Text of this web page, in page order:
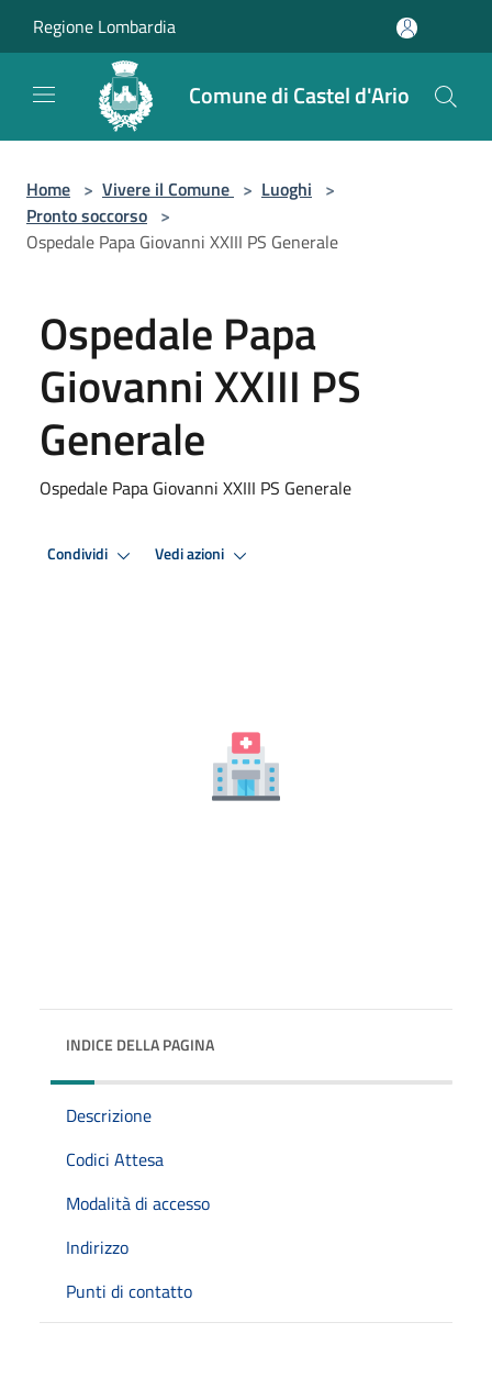
Regione Lombardia
Comune di Castel d'Ario
Home > Vivere il Comune > Luoghi >
Pronto soccorso >
Ospedale Papa Giovanni XXIII PS Generale
Ospedale Papa
Giovanni XXIII PS
Generale
Ospedale Papa Giovanni XXIII PS Generale
Condividi Vedi azioni
INDICE DELLA PAGINA
Descrizione
Codici Attesa
Modalità di accesso
Indirizzo
Punti di contatto